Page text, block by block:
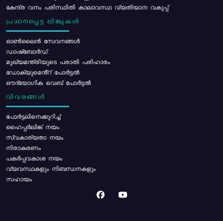
കേന്ദ്ര വനം പരിസ്ഥിതി കാലാവസ്ഥ വ്യതിയാന വകുപ്പ്
പ്രധാനപ്പെട്ട ലിങ്കുകൾ
ഓൺലൈൻ സേവനങ്ങൾ
ഡാഷ്ബോർഡ്
മുഖ്യമന്ത്രിയുടെ പരാതി പരിഹാരം
ഡോക്യുമെൻ്റ് പോർട്ടൽ
ഔദ്യോഗിക വെബ് പോർട്ടൽ
വിവരങ്ങൾ
പോര്‍ട്ടലിനെക്കുറിച്ച്
ഹൈപ്പർലിങ്ക് നയം
സ്വകാര്യതാ നയം
നിരാകരണം
പകർപ്പവകാശ നയം
വ്യവസ്ഥകളും നിബന്ധനകളും
സഹായം